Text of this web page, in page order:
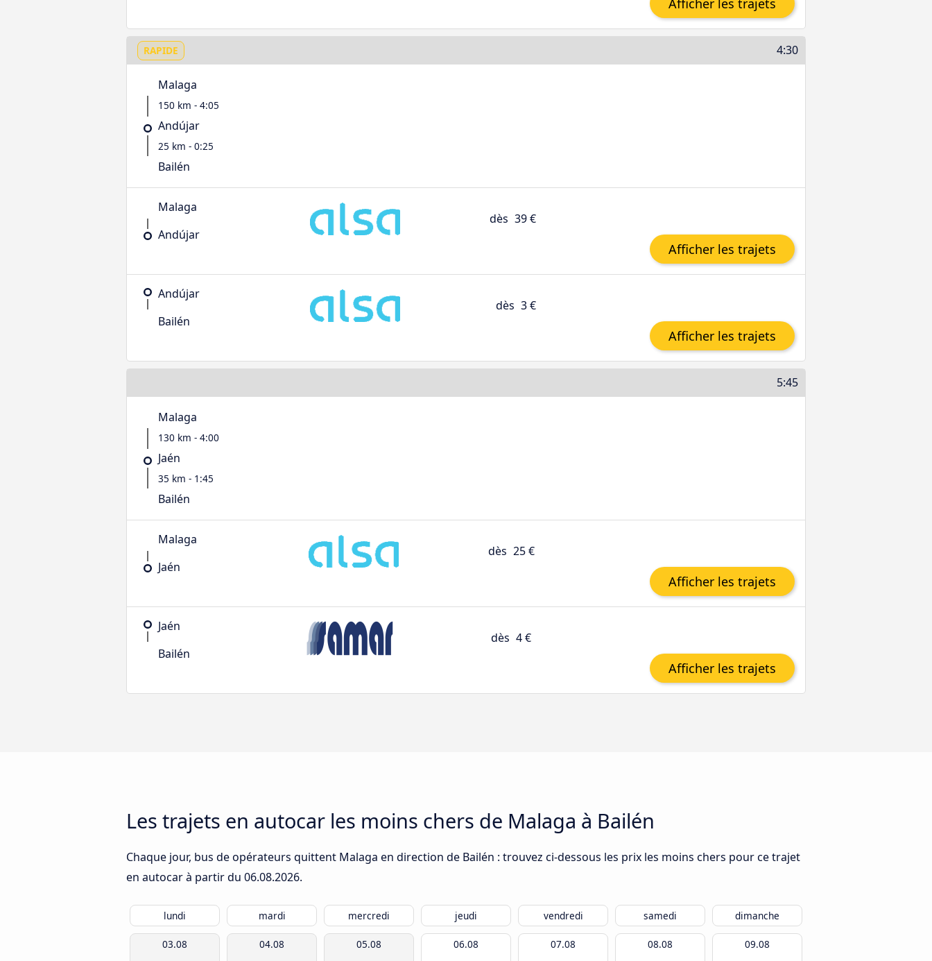
Afficher les trajets
RAPIDE 4:30
Malaga
150 km - 4:05
Andújar
25 km - 0:25
Bailén
Malaga
Andújar
dès 39 €
Afficher les trajets
Andújar
Bailén
dès 3 €
Afficher les trajets
5:45
Malaga
130 km - 4:00
Jaén
35 km - 1:45
Bailén
Malaga
Jaén
dès 25 €
Afficher les trajets
Jaén
Bailén
dès 4 €
Afficher les trajets
Les trajets en autocar les moins chers de Malaga à Bailén
Chaque jour, bus de opérateurs quittent Malaga en direction de Bailén : trouvez ci-dessous les prix les moins chers pour ce trajet
en autocar à partir du 06.08.2026.
lundi mardi mercredi jeudi vendredi samedi dimanche
03.08 04.08 05.08 06.08 07.08 08.08 09.08